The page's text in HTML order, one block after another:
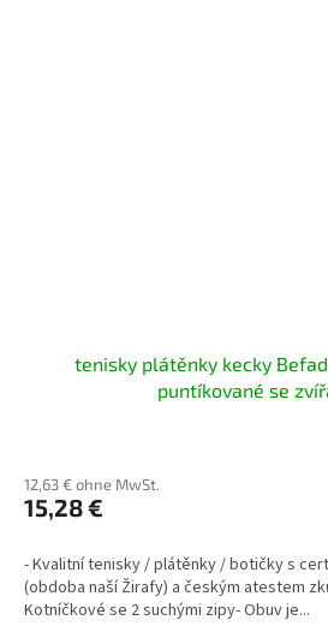
tenisky plátěnky kecky
puntíkované se
12,63 € ohne MwSt.
15,28 €
- Kvalitní tenisky / plátěnky / botičky s
(obdoba naší Žirafy) a českým atestem
Kotníčkové se 2 suchými zipy- Obuv je...